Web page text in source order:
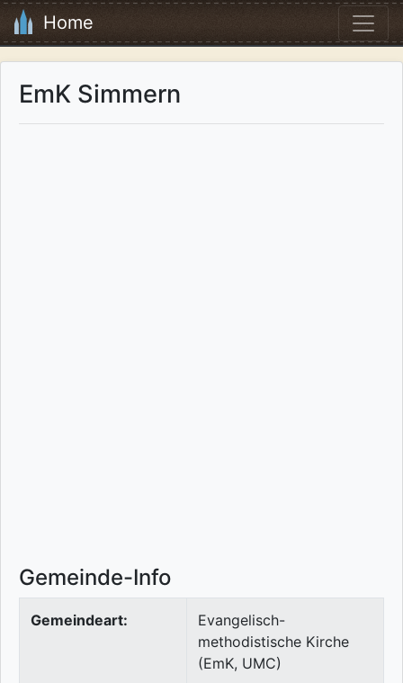
Home
EmK Simmern
Gemeinde-Info
Gemeindeart:
Evangelisch-
methodistische Kirche
(EmK, UMC)